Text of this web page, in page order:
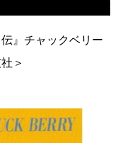
』チャックベリー
＞